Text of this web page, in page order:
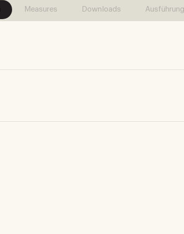
Measures Downloads